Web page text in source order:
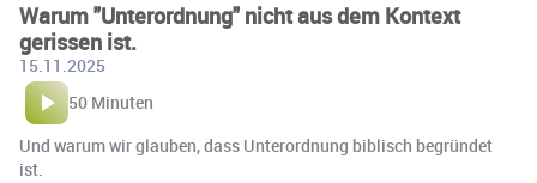
Warum "Unterordnung" nicht aus dem Kontext
gerissen ist.
15.11.2025
50 Minuten
Und warum wir glauben, dass Unterordnung biblisch begründet
ist.